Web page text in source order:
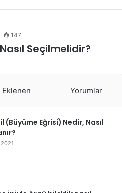
147
Seçilmelidir?
Eklenen Yorumlar
(Büyüme Eğrisi) Nedir, Nasıl